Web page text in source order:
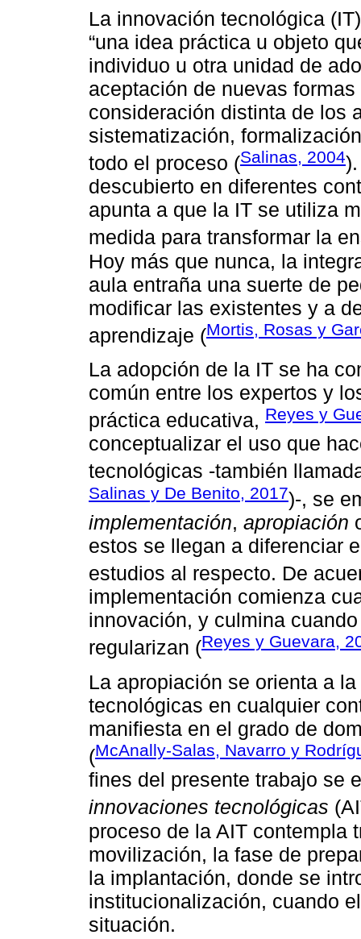
La innovación tecnológica
“una idea práctica u objeto
individuo u otra unidad de
aceptación de nuevas
consideración distinta de los
sistematización,
todo el proceso (Salinas, 2004
descubierto en diferentes
apunta a que la IT se utiliza
medida para transformar la
Hoy más que nunca, la
aula entraña una suerte de
modificar las existentes y a
aprendizaje (Mortis, Rosas y
La adopción de la IT se ha
común entre los expertos y
práctica educativa, Reyes y
conceptualizar el uso que
tecnológicas -también
Salinas y De Benito, 2017)-, se
implementación, apropiación
estos se llegan a diferenciar
estudios al respecto. De
implementación comienza
innovación, y culmina
regularizan (Reyes y Guevara,
La apropiación se orienta a
tecnológicas en cualquier
manifiesta en el grado de
(McAnally-Salas, Navarro y
fines del presente trabajo se
innovaciones tecnológicas
proceso de la AIT contempla
movilización, la fase de
la implantación, donde se
institucionalización, cuando
situación.